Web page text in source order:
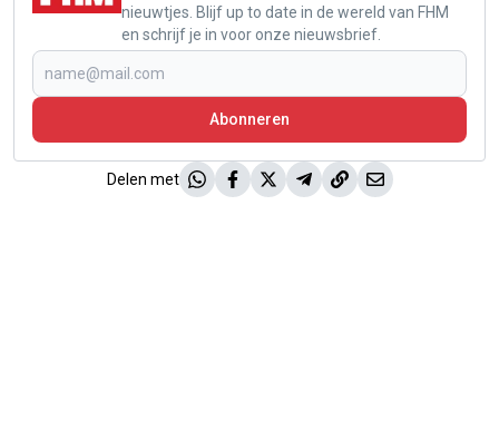
nieuwtjes. Blijf up to date in de wereld van FHM
en schrijf je in voor onze nieuwsbrief.
Abonneren
Delen met